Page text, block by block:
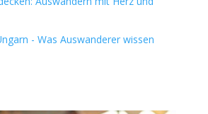
- Was Auswanderer wissen